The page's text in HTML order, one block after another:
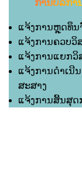
ການບໍລິກ
ແຈ້ງການຫຼຸດທຶນ
ແຈ້ງການຄວບວິ
ແຈ້ງການແຍກວິ
ແຈ້ງການດຳເນີ
ສະສາງ
ແຈ້ງການສິ້ນສຸ